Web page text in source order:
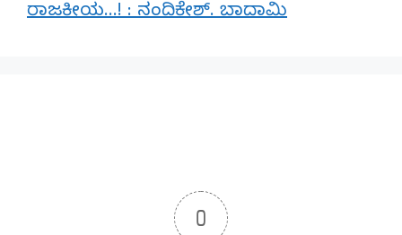
ರಾಜಕೀಯ…! : ನಂದಿಕೇಶ್. ಬಾದಾಮಿ
0